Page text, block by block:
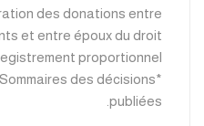
des donations entre
et entre époux du droit
proportionnel.
des décisions
publiées.